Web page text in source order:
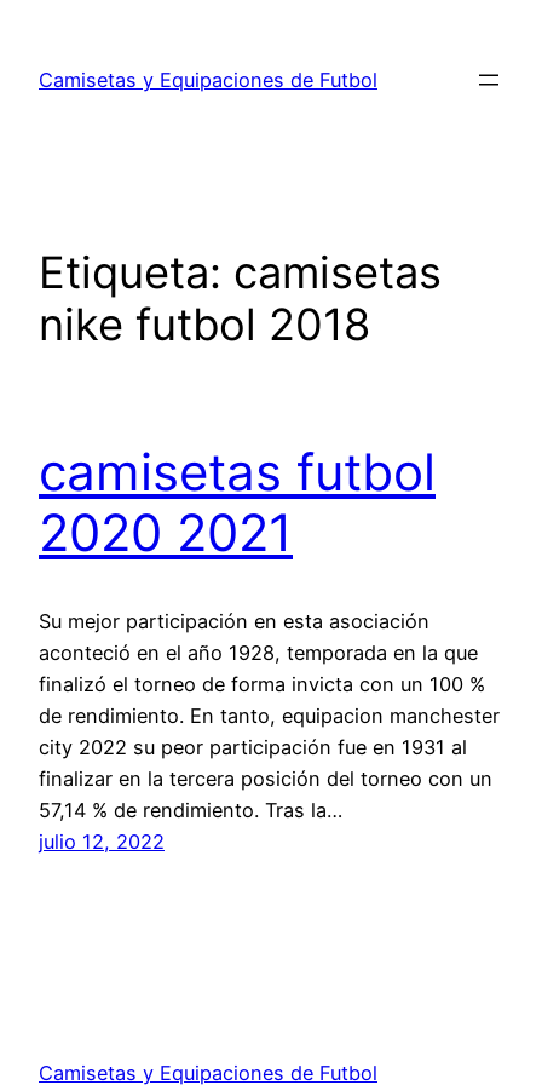
contenido
Camisetas y Equipaciones de Futbol
Etiqueta: camisetas
nike futbol 2018
camisetas futbol
2020 2021
Su mejor participación en esta asociación
aconteció en el año 1928, temporada en la que
finalizó el torneo de forma invicta con un 100 %
de rendimiento. En tanto, equipacion manchester
city 2022 su peor participación fue en 1931 al
finalizar en la tercera posición del torneo con un
57,14 % de rendimiento. Tras la…
julio 12, 2022
Camisetas y Equipaciones de Futbol